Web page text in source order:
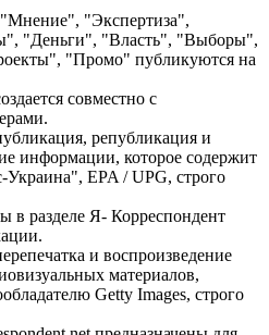
"Экспертиза",
"Деньги", "Власть", "Выборы",
"Промо" публикуются на
совместно с
републикация и
информации, которое содержит
EPA / UPG, строго
в разделе Я- Корреспондент
и воспроизведение
материалов,
Getty Images, строго